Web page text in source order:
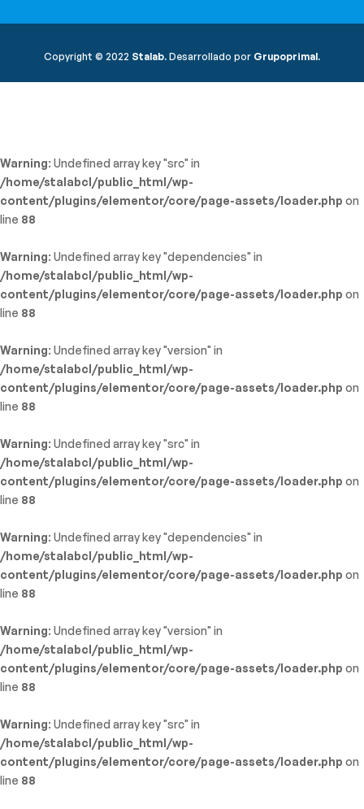
Copyright © 2022 Stalab. Desarrollado por Grupoprimal.
Warning: Undefined array key "src" in
/home/stalabcl/public_html/wp-
content/plugins/elementor/core/page-assets/loader.php on
line 88
Warning: Undefined array key "dependencies" in
/home/stalabcl/public_html/wp-
content/plugins/elementor/core/page-assets/loader.php on
line 88
Warning: Undefined array key "version" in
/home/stalabcl/public_html/wp-
content/plugins/elementor/core/page-assets/loader.php on
line 88
Warning: Undefined array key "src" in
/home/stalabcl/public_html/wp-
content/plugins/elementor/core/page-assets/loader.php on
line 88
Warning: Undefined array key "dependencies" in
/home/stalabcl/public_html/wp-
content/plugins/elementor/core/page-assets/loader.php on
line 88
Warning: Undefined array key "version" in
/home/stalabcl/public_html/wp-
content/plugins/elementor/core/page-assets/loader.php on
line 88
Warning: Undefined array key "src" in
/home/stalabcl/public_html/wp-
content/plugins/elementor/core/page-assets/loader.php on
line 88